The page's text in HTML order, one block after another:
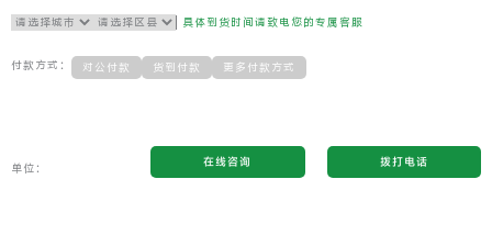
具体到货时间请致电您的专属客服
付款方式： 对公付款 货到付款 更多付款方式
单位： 在线咨询 拨打电话